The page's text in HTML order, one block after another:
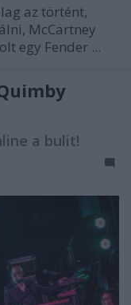
az történt,
McCartney
egy Fender ...
a bulit!